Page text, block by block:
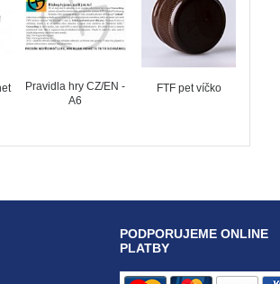
Pravidla hry CZ/EN -
A6
FTF pet víčko
PODPORUJEME ONLINE
PLATBY